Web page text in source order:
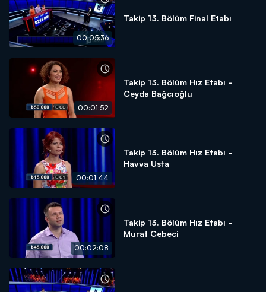
00:05:36
Takip 13. Bölüm Final Etabı
00:01:52
Takip 13. Bölüm Hız Etabı -
Ceyda Bağcıoğlu
00:01:44
Takip 13. Bölüm Hız Etabı -
Havva Usta
00:02:08
Takip 13. Bölüm Hız Etabı -
Murat Cebeci